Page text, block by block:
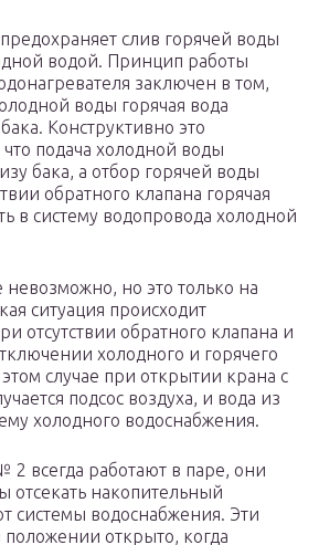
слив горячей воды
водой. Принцип работы
заключен в том,
воды горячая вода
Конструктивно это
подача холодной воды
бака, а отбор горячей воды
обратного клапана горячая
в систему водопровода холодной
невозможно, но это только на
ситуация происходит
отсутствии обратного клапана и
холодного и горячего
случае при открытии крана с
подсос воздуха, и вода из
холодного водоснабжения.
всегда работают в паре, они
отсекать накопительный
системы водоснабжения. Эти
положении открыто, когда